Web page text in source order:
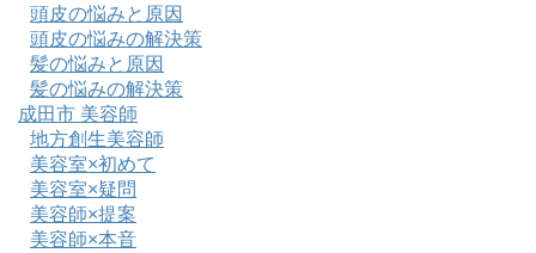
頭皮の悩みと原因
頭皮の悩みの解決策
髪の悩みと原因
髪の悩みの解決策
成田市 美容師
地方創生美容師
美容室×初めて
美容室×疑問
美容師×提案
美容師×本音